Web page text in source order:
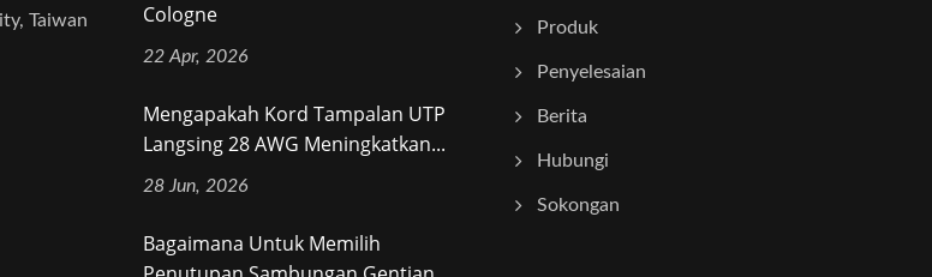
Taiwan
Cologne
22 Apr, 2026
Mengapakah Kord Tampalan UTP
Langsing 28 AWG Meningkatkan...
28 Jun, 2026
Bagaimana Untuk Memilih
Produk
Penyelesaian
Berita
Hubungi
Sokongan